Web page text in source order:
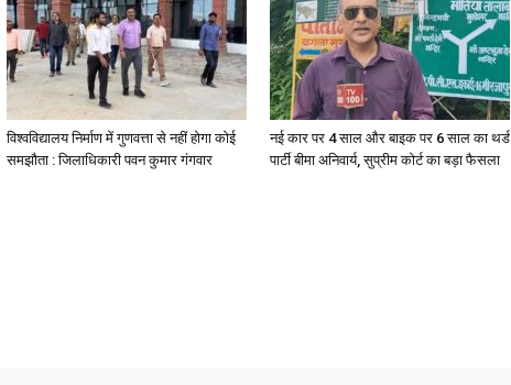
Paper
विश्वविद्यालय निर्माण में गुणवत्ता से नहीं होगा कोई
समझौता : जिलाधिकारी पवन कुमार गंगवार
नई कार पर 4 साल और बाइक पर 6 साल का थर्ड
पार्टी बीमा अनिवार्य, सुप्रीम कोर्ट का बड़ा फैसला